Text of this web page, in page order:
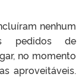
nenhum
pedidos de
no momento
aproveitáveis.